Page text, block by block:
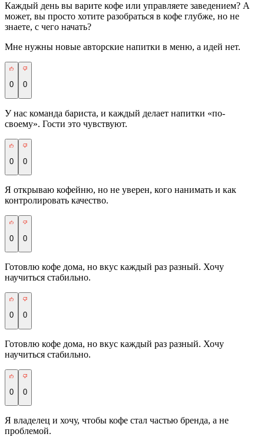
Каждый день вы варите кофе или управляете заведением? А
может, вы просто хотите разобраться в кофе глубже, но не
знаете, с чего начать?
Мне нужны новые авторские напитки в меню, а идей нет.
0 0
У нас команда бариста, и каждый делает напитки «по-
своему». Гости это чувствуют.
0 0
Я открываю кофейню, но не уверен, кого нанимать и как
контролировать качество.
0 0
Готовлю кофе дома, но вкус каждый раз разный. Хочу
научиться стабильно.
0 0
Готовлю кофе дома, но вкус каждый раз разный. Хочу
научиться стабильно.
0 0
Я владелец и хочу, чтобы кофе стал частью бренда, а не
проблемой.